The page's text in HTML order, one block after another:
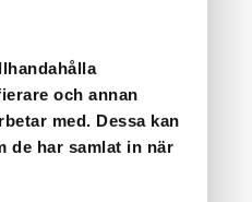
och annan
med. Dessa kan
de har samlat in när